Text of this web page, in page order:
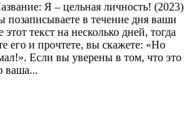
Я – цельная личность! (2023)
в течение дня ваши
текст на несколько дней, тогда
его и прочтете, вы скажете: «Но
Если вы уверены в том, что это
ваша...